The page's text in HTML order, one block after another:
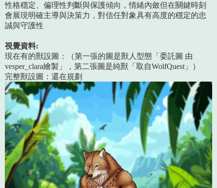
性格穩定、偏理性判斷與保護傾向，情緒內斂但在關鍵時刻
會展現明確主導與決策力，對信任對象具有高度的穩定的忠
誠與守護性
視覺資料:
現在有的獸設圖：（第一張的圖是獸人型態「委託圖 由
vesper_clara繪製」，第二張圖是純獸「取自WolfQuest」）
完整獸設圖：還在規劃